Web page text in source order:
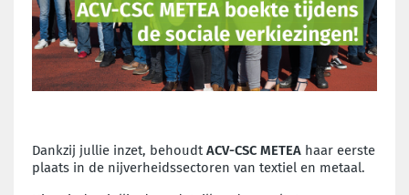
Dankzij jullie inzet, behoudt ACV-CSC METEA haar eerste
plaats in de nijverheidssectoren van textiel en metaal.